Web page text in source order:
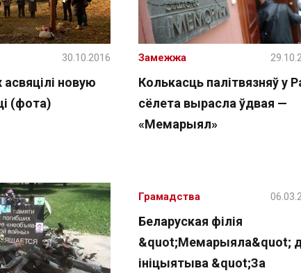
новую
(фота)
30.10.2016
Колькасць палітвязняў у
сёлета вырасла ўдвая —
«Мемарыял»
Замежжа
Беларуская філія
&quot;Мемарыяла&quot;
ініцыятыва &quot;За
Грамадства